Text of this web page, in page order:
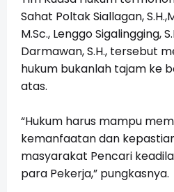
Sahat Poltak Siallagan,
M.Sc., Lenggo Sigalingging,
Darmawan, S.H., tersebut
hukum bukanlah tajam ke
atas.
“Hukum harus mampu
kemanfaatan dan
masyarakat Pencari
para Pekerja,” pungkasnya.